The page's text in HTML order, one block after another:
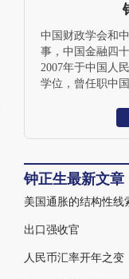
中国财政学会和
事，中国金融四
2007年于中国人
学位，曾任职中
国信证券宏观研
家；2020年初受
专家座谈会，对
策。
钟正生最新文章
美国通胀的结构性线
出口强收官
人民币汇率开年之变